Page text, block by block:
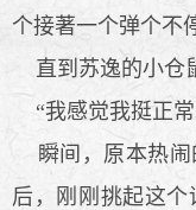
个接著一个弹个不
直到苏逸的小仓
“我感觉我挺正常
瞬间，原本热闹
后，刚刚挑起这